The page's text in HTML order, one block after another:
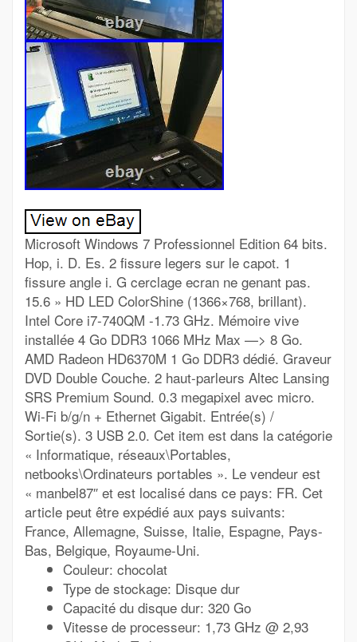
Microsoft Windows 7 Professionnel Edition 64 bits.
Hop, i. D. Es. 2 fissure legers sur le capot. 1
fissure angle i. G cerclage ecran ne genant pas.
15.6 » HD LED ColorShine (1366×768, brillant).
Intel Core i7-740QM -1.73 GHz. Mémoire vive
installée 4 Go DDR3 1066 MHz Max —> 8 Go.
AMD Radeon HD6370M 1 Go DDR3 dédié. Graveur
DVD Double Couche. 2 haut-parleurs Altec Lansing
SRS Premium Sound. 0.3 megapixel avec micro.
Wi-Fi b/g/n + Ethernet Gigabit. Entrée(s) /
Sortie(s). 3 USB 2.0. Cet item est dans la catégorie
« Informatique, réseaux\Portables,
netbooks\Ordinateurs portables ». Le vendeur est
« manbel87″ et est localisé dans ce pays: FR. Cet
article peut être expédié aux pays suivants:
France, Allemagne, Suisse, Italie, Espagne, Pays-
Bas, Belgique, Royaume-Uni.
Couleur: chocolat
Type de stockage: Disque dur
Capacité du disque dur: 320 Go
Vitesse de processeur: 1,73 GHz @ 2,93